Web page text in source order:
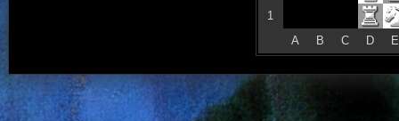
1
A
B C D E